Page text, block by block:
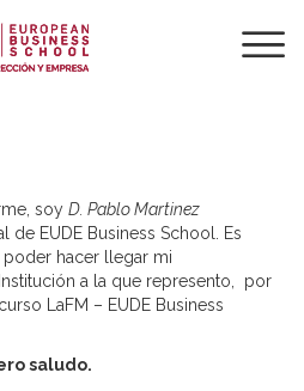
GRACIAS
soy D. Pablo Martinez
de EUDE Business School. Es
poder hacer llegar mi
a la que represento, por
LaFM – EUDE Business
saludo.